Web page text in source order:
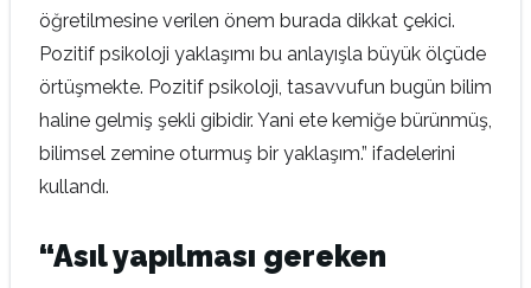
öğretilmesine verilen önem burada dikkat çekici.
Pozitif psikoloji yaklaşımı bu anlayışla büyük ölçüde
örtüşmekte. Pozitif psikoloji, tasavvufun bugün bilim
haline gelmiş şekli gibidir. Yani ete kemiğe bürünmüş,
bilimsel zemine oturmuş bir yaklaşım.” ifadelerini
kullandı.
“Asıl yapılması gereken